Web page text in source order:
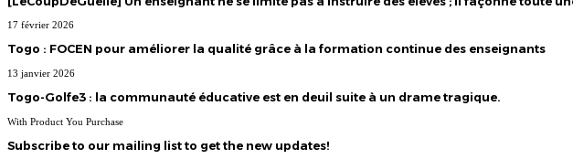
17 février 2026
Togo : FOCEN pour améliorer la qualité grâce à la formation continue des enseignants
13 janvier 2026
Togo-Golfe3 : la communauté éducative est en deuil suite à un drame tragique.
With Product You Purchase
Subscribe to our mailing list to get the new updates!